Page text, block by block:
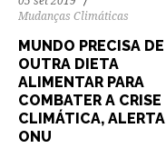
Mudanças Climáticas
MUNDO PRECISA DE
OUTRA DIETA
ALIMENTAR PARA
COMBATER A CRISE
CLIMÁTICA, ALERTA
ONU